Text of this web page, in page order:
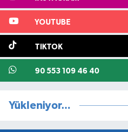
YOUTUBE
TIKTOK
90 553 109 46 40
Yükleniyor...